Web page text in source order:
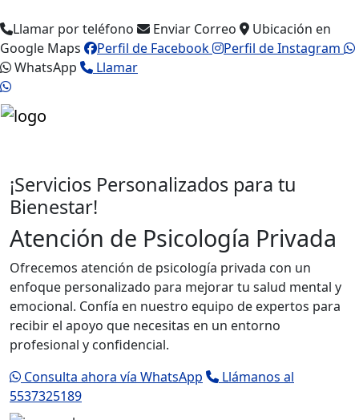
Llamar por teléfono Enviar Correo
Ubicación en
Google Maps
Perfil de Facebook
Perfil de Instagram
WhatsApp
Llamar
¡Servicios Personalizados para tu
Bienestar!
Atención de Psicología Privada
Ofrecemos atención de psicología privada con un
enfoque personalizado para mejorar tu salud mental y
emocional. Confía en nuestro equipo de expertos para
recibir el apoyo que necesitas en un entorno
profesional y confidencial.
Consulta ahora vía WhatsApp
Llámanos al
5537325189